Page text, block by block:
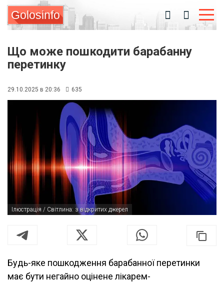
Golosinfo
Що може пошкодити барабанну
перетинку
29.10.2025 в 20:36 635
Ілюстрація / Світлина: з відкритих джерел
Будь-яке пошкодження барабанної перетинки
має бути негайно оцінене лікарем-